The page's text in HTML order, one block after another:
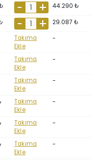
44.290 ₺
29.087 ₺
Takıma
Ekle
-
Takıma
Ekle
-
Takıma
Ekle
-
Takıma
Ekle
-
Takıma
Ekle
-
Takıma
Ekle
-